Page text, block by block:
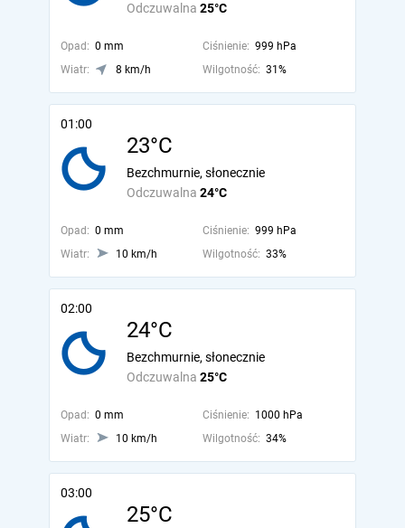
Odczuwalna 25°C
Opad: 0 mm Ciśnienie: 999 hPa
Wiatr:
8 km/h Wilgotność: 31%
01:00
23°C
Odczuwalna 24°C
Bezchmurnie, słonecznie
Opad: 0 mm Ciśnienie: 999 hPa
Wiatr:
10 km/h Wilgotność: 33%
02:00
24°C
Odczuwalna 25°C
Bezchmurnie, słonecznie
Opad: 0 mm Ciśnienie: 1000 hPa
Wiatr:
10 km/h Wilgotność: 34%
03:00
25°C